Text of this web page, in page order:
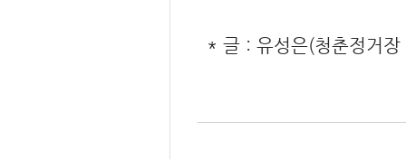
* 글 : 유성은(청춘정거장